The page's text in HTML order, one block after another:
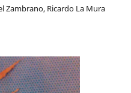
Zambrano, Ricardo La Mura